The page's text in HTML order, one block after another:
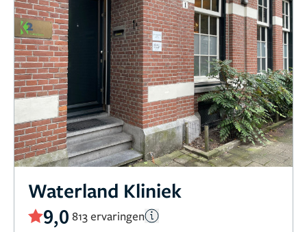
Waterland Kliniek
9,0 813 ervaringen